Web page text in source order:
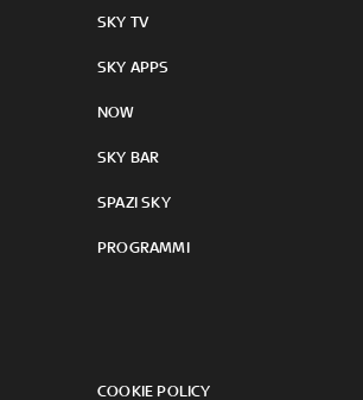
SKY TV
SKY APPS
NOW
SKY BAR
SPAZI SKY
PROGRAMMI
COOKIE POLICY